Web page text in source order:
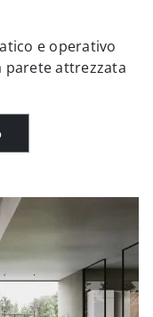
e operativo
parete attrezzata